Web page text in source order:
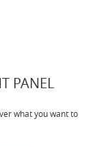
PANEL
what you want to